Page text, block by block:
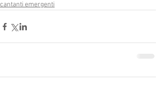
cantanti emergenti